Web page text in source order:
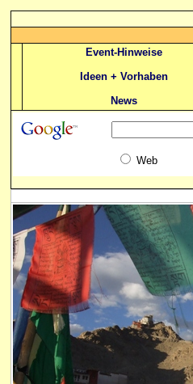
Event-Hinweise
Ideen + Vorhaben
News
Web